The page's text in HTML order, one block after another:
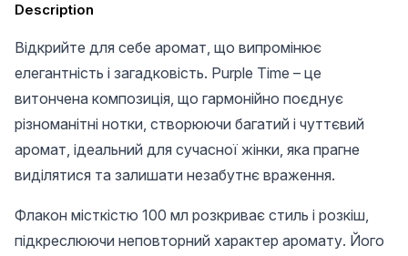
Description
Відкрийте для себе аромат, що випромінює
елегантність і загадковість. Purple Time – це
витончена композиція, що гармонійно поєднує
різноманітні нотки, створюючи багатий і чуттєвий
аромат, ідеальний для сучасної жінки, яка прагне
виділятися та залишати незабутнє враження.
Флакон місткістю 100 мл розкриває стиль і розкіш,
підкреслюючи неповторний характер аромату. Його